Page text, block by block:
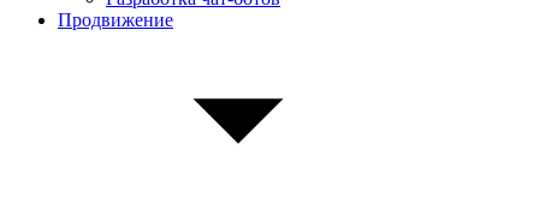
Продвижение